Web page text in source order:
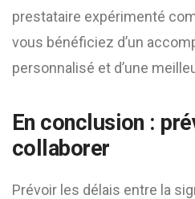
prestataire expérimenté
vous bénéficiez d’un
personnalisé et d’une
En conclusion :
collaborer
Prévoir les délais entre la